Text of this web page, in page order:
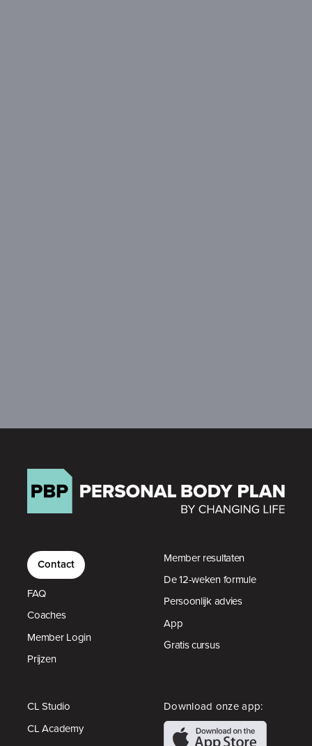
Contact
FAQ
Coaches
Member Login
Prijzen
Member resultaten
De 12-weken formule
Persoonlijk advies
App
Gratis cursus
CL Studio
CL Academy
Download onze app: